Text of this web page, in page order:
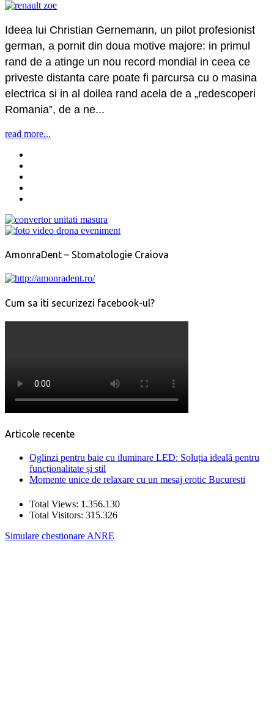
Ideea lui Christian Gernemann, un pilot profesionist
german, a pornit din doua motive majore: in primul
rand de a atinge un nou record mondial in ceea ce
priveste distanta care poate fi parcursa cu o masina
electrica si in al doilea rand acela de a „redescoperi
Romania”, de a ne...
read more...
AmonraDent – Stomatologie Craiova
Cum sa iti securizezi facebook-ul?
Articole recente
Oglinzi pentru baie cu iluminare LED: Soluția ideală pentru
funcționalitate și stil
Momente unice de relaxare cu un mesaj erotic Bucuresti
Total Views: 1.356.130
Total Visitors: 315.326
Simulare chestionare ANRE